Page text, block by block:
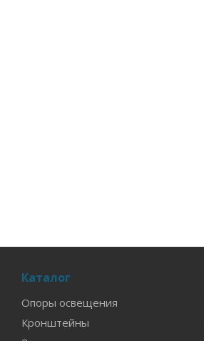
Каталог
Опоры освещения
Кронштейны